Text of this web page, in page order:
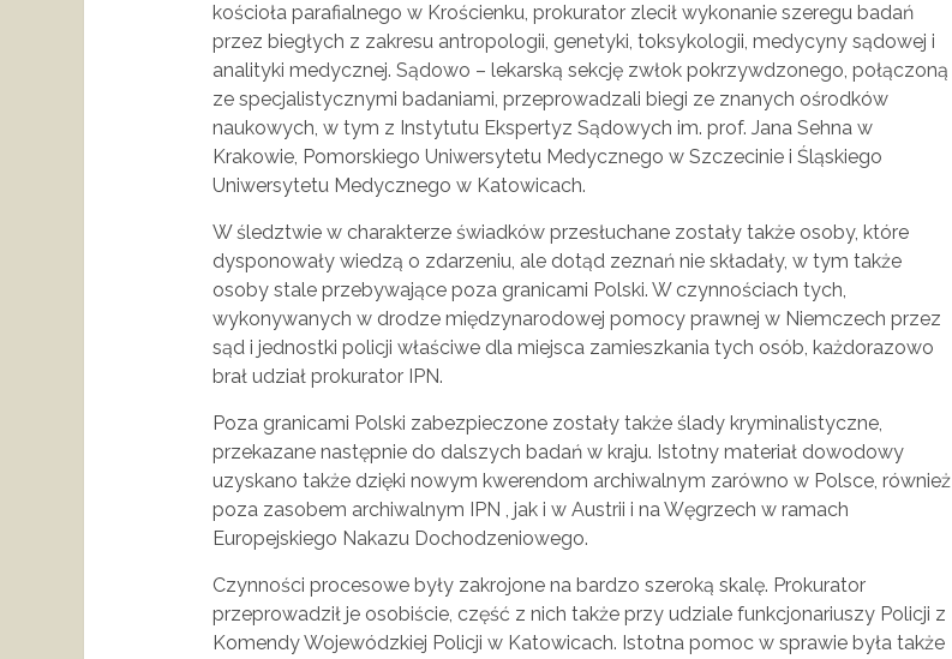
kościoła parafialnego w Krościenku, prokurator zlecił wykonanie szeregu badań
przez biegłych z zakresu antropologii, genetyki, toksykologii, medycyny sądowej i
analityki medycznej. Sądowo – lekarską sekcję zwłok pokrzywdzonego, połączoną
ze specjalistycznymi badaniami, przeprowadzali biegi ze znanych ośrodków
naukowych, w tym z Instytutu Ekspertyz Sądowych im. prof. Jana Sehna w
Krakowie, Pomorskiego Uniwersytetu Medycznego w Szczecinie i Śląskiego
Uniwersytetu Medycznego w Katowicach.
W śledztwie w charakterze świadków przesłuchane zostały także osoby, które
dysponowały wiedzą o zdarzeniu, ale dotąd zeznań nie składały, w tym także
osoby stale przebywające poza granicami Polski. W czynnościach tych,
wykonywanych w drodze międzynarodowej pomocy prawnej w Niemczech przez
sąd i jednostki policji właściwe dla miejsca zamieszkania tych osób, każdorazowo
brał udział prokurator IPN.
Poza granicami Polski zabezpieczone zostały także ślady kryminalistyczne,
przekazane następnie do dalszych badań w kraju. Istotny materiał dowodowy
uzyskano także dzięki nowym kwerendom archiwalnym zarówno w Polsce, również
poza zasobem archiwalnym IPN , jak i w Austrii i na Węgrzech w ramach
Europejskiego Nakazu Dochodzeniowego.
Czynności procesowe były zakrojone na bardzo szeroką skalę. Prokurator
przeprowadził je osobiście, część z nich także przy udziale funkcjonariuszy Policji z
Komendy Wojewódzkiej Policji w Katowicach. Istotna pomoc w sprawie była także